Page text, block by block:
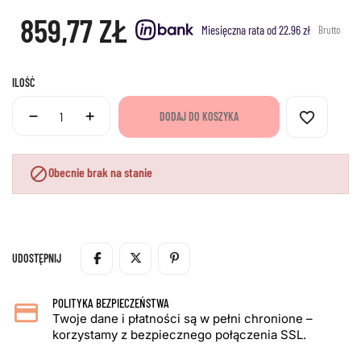
859,77 ZŁ Miesięczna rata od 22.96 zł Brutto
ILOŚĆ
DODAJ DO KOSZYKA favorite_border
Obecnie brak na stanie
UDOSTĘPNIJ
POLITYKA BEZPIECZEŃSTWA
Twoje dane i płatności są w pełni chronione –
korzystamy z bezpiecznego połączenia SSL.